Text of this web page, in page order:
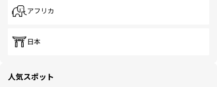
アフリカ
日本
人気スポット